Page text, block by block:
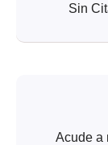
Sin
Acude a